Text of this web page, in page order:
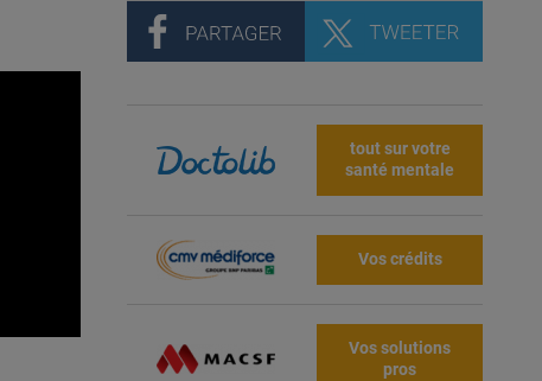
tout sur votre
santé mentale
Vos crédits
Vos solutions
pros